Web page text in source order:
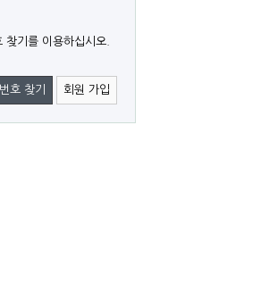
기를 이용하십시오.
호 찾기 회원 가입